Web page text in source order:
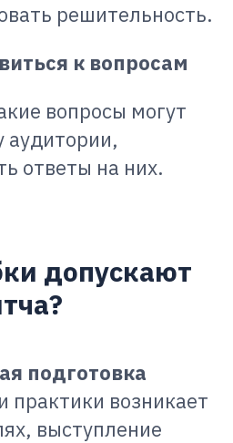
решительность.
к вопросам
вопросы могут
аудитории,
ответы на них.
допускают
подготовка
практики возникает
выступление